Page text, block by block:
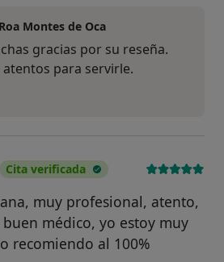
Montes de Oca
gracias por su reseña.
para servirle.
Cita verificada
muy profesional, atento,
médico, yo estoy muy
recomiendo al 100%